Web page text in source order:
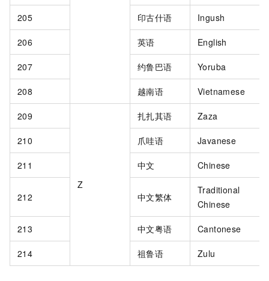
205 印古什语 Ingush
206 英语 English
207 约鲁巴语 Yoruba
208 越南语 Vietnamese
209
Z
扎扎其语 Zaza
210 爪哇语 Javanese
211 中文 Chinese
212 中文繁体
Traditional
Chinese
213 中文粤语 Cantonese
214 祖鲁语 Zulu